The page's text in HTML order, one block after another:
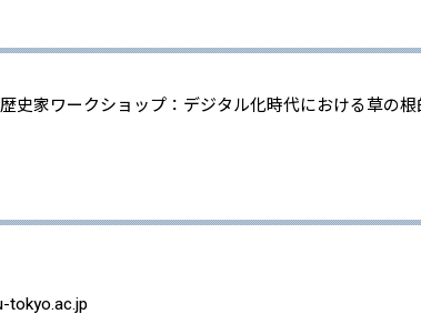
史家ワークショップ：デジタル化時代における草の
tokyo.ac.jp